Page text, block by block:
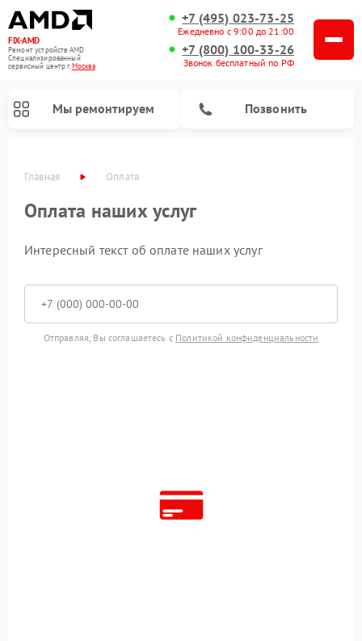
FIX-AMD
Ремонт устройств AMD
Специализированный
cервисный центр г.Москва
+7 (495) 023-73-25
Ежедневно с 9:00 до 21:00
+7 (800) 100-33-26
Звонок бесплатный по РФ
Мы ремонтируем Позвонить
Главная Оплата
Оплата наших услуг
Интересный текст об оплате наших услуг
Отправляя, Вы соглашаетесь с Политикой конфиденциальности